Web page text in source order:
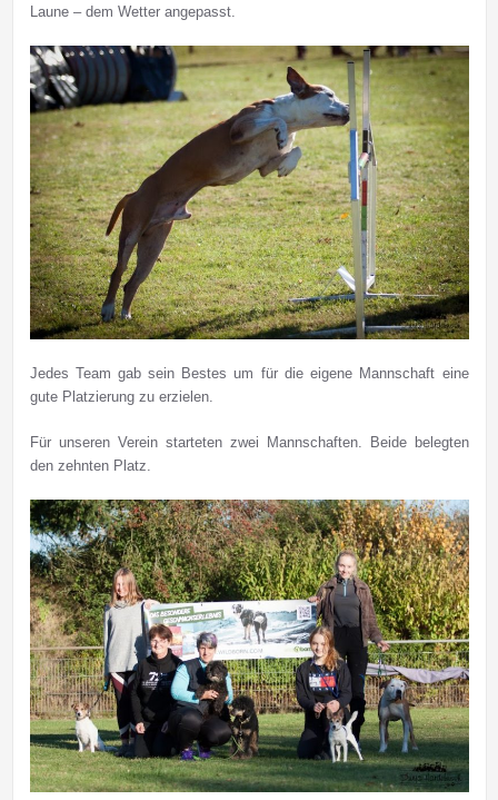
Laune – dem Wetter angepasst.
Jedes Team gab sein Bestes um für die eigene Mannschaft eine
gute Platzierung zu erzielen.
Für unseren Verein starteten zwei Mannschaften. Beide belegten
den zehnten Platz.